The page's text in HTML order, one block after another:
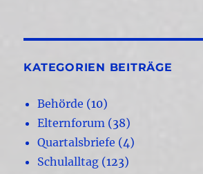
KATEGORIEN BEITRÄGE
Behörde (10)
Elternforum (38)
Quartalsbriefe (4)
Schulalltag (123)